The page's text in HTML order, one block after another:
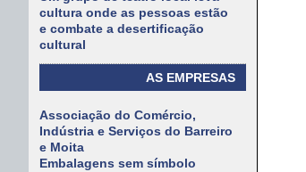
cultura onde as pessoas estão
e combate a desertificação
cultural
AS EMPRESAS
Associação do Comércio,
Indústria e Serviços do Barreiro
e Moita
Embalagens sem símbolo